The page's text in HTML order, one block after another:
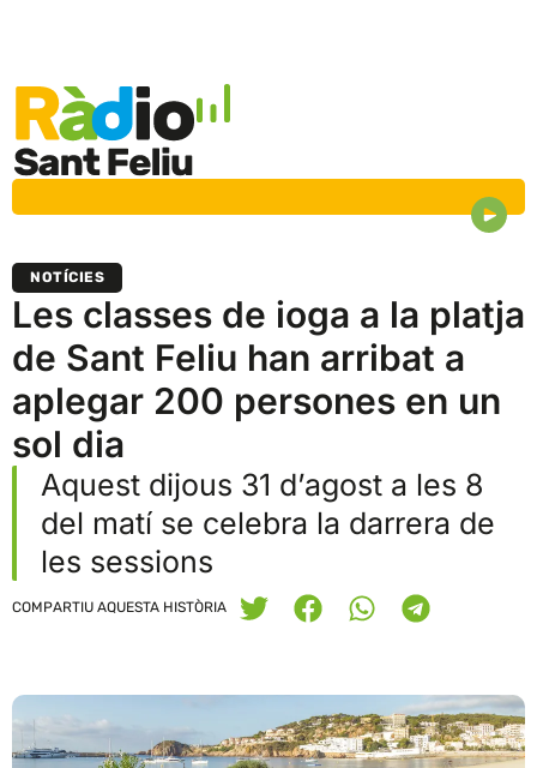
NOTÍCIES
Les classes de ioga a la platja
de Sant Feliu han arribat a
aplegar 200 persones en un
sol dia
Aquest dijous 31 d’agost a les 8
del matí se celebra la darrera de
les sessions
COMPARTIU AQUESTA HISTÒRIA